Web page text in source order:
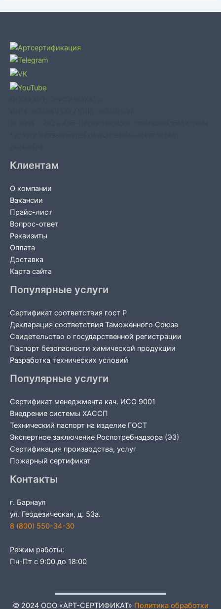
Клиентам
О компании
Вакансии
Прайс-лист
Вопрос-ответ
Реквизиты
Оплата
Доставка
Карта сайта
Популярные услуги
Сертификат соответствия гост Р
Декларация соответствия Таможенного Союза
Свидетельство о государственной регистрации
Паспорт безопасности химической продукции
Разработка технических условий
Популярные услуги
Сертификат менеджмента кач. ИСО 9001
Внедрение системы ХАССП
Технический паспорт на изделие ГОСТ
Экспертное заключение Роспотребнадзора (ЭЗ)
Сертификация производства, услуг
Пожарный сертификат
Контакты
г. Барнаул
ул. Геодезическая, д. 53а.
8 (800) 550-34-30
Режим работы:
Пн-Пт с 9:00 до 18:00
© 2024 ООО «АРТ-СЕРТИФИКАТ» Политика обработки